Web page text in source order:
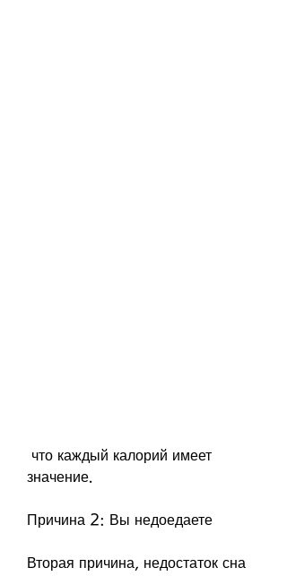
значение.
Причина 2: Вы недоедаете
Вторая причина, недостаток сна